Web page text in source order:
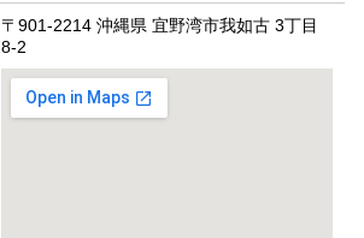
〒901-2214 沖縄県 宜野湾市我如古 3丁目
8-2